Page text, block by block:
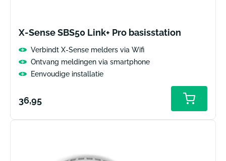
X-Sense SBS50 Link+ Pro basisstation
Verbindt X-Sense melders via Wifi
Ontvang meldingen via smartphone
Eenvoudige installatie
Normale
36,95